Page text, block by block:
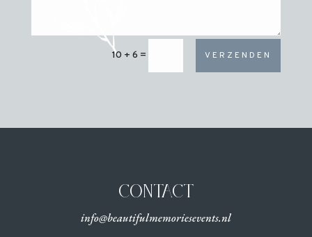
10 + 6 = VERZENDEN
CONTACT
info@beautifulmemoriesevents.nl